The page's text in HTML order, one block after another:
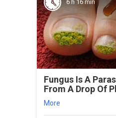
6 h 16 min
Fungus Is A
From A Drop Of
More